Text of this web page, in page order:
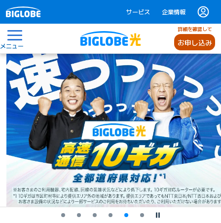
サービス 企業情報
メニュー
詳細を確認して
お申し込み
停止